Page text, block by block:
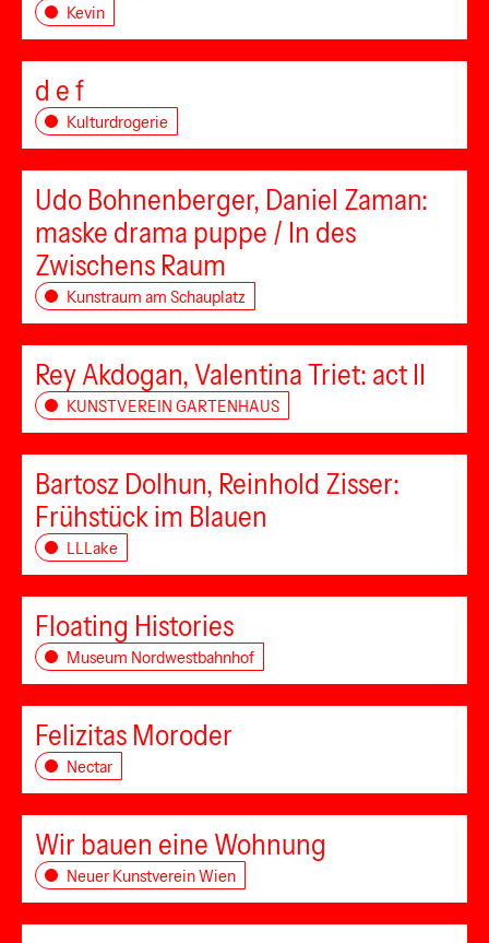
Kevin
d e f
Kulturdrogerie
Udo Bohnenberger, Daniel Zaman:
maske drama puppe / In des
Zwischens Raum
Kunstraum am Schauplatz
Rey Akdogan, Valentina Triet: act II
KUNSTVEREIN GARTENHAUS
Bartosz Dolhun, Reinhold Zisser:
Frühstück im Blauen
LLLake
Floating Histories
Museum Nordwestbahnhof
Felizitas Moroder
Nectar
Wir bauen eine Wohnung
Neuer Kunstverein Wien